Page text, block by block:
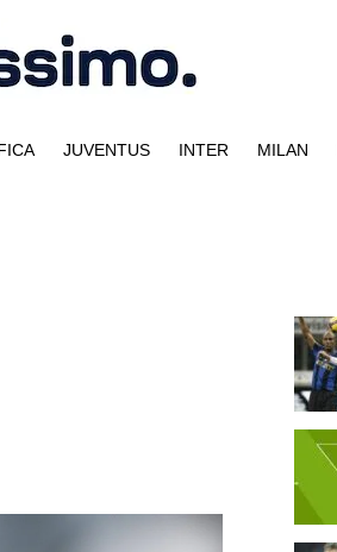
JUVENTUS INTER MILAN